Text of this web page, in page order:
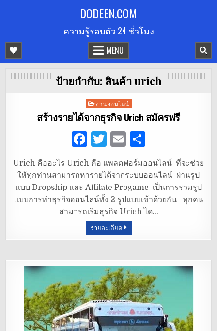
DODEEN.COM
ความรู้รอบตัว 24 ชั่วโมง
MENU
ป้ายกำกับ: สินค้า urich
Posted
in
งานออนไลน์
สร้างรายได้จากธุรกิจ Urich สมัครฟรี
F
a
c
e
b
o
o
T
it
te
r
E
m
ai
l
h
ar
e
Urich คืออะไร Urich คือ แพลตฟอร์มออนไลน์ ที่จะช่วย
ให้ทุกท่านสามารถหารายได้จากระบบออนไลน์ ผ่านรูป
แบบ Dropship และ Affilate Progame เป็นการรวมรูป
แบบการทำธุรกิจออนไลน์ทั้ง 2 รูปแบบเข้าด้วยกัน ทุกคน
สามารถเริ่มธุรกิจ Urich ได…
รายละเอียด